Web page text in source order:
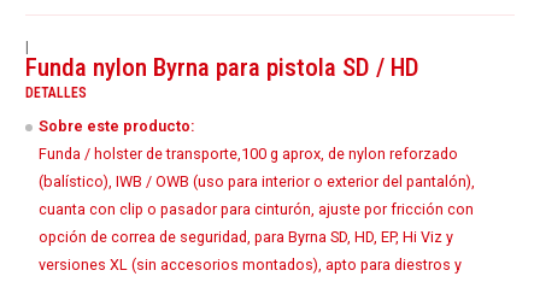
|
Funda nylon Byrna para pistola SD / HD
DETALLES
Sobre este producto:
Funda / holster de transporte,100 g aprox, de nylon reforzado
(balístico), IWB / OWB (uso para interior o exterior del pantalón),
cuanta con clip o pasador para cinturón, ajuste por fricción con
opción de correa de seguridad, para Byrna SD, HD, EP, Hi Viz y
versiones XL (sin accesorios montados), apto para diestros y